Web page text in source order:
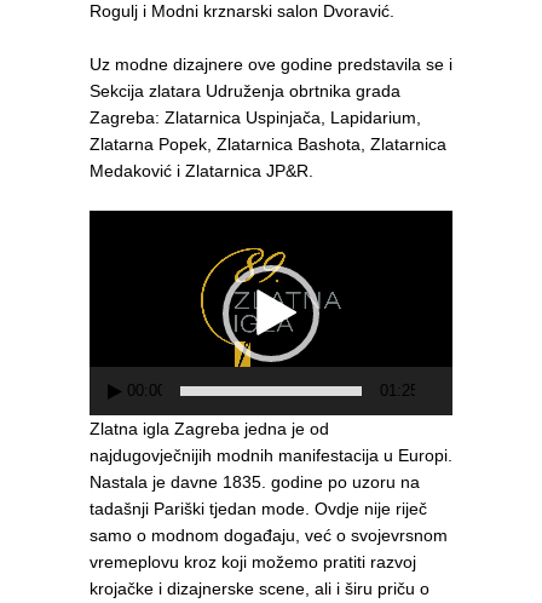
Rogulj i Modni krznarski salon Dvoravić.
Uz modne dizajnere ove godine predstavila se i
Sekcija zlatara Udruženja obrtnika grada
Zagreba: Zlatarnica Uspinjača, Lapidarium,
Zlatarna Popek, Zlatarnica Bashota, Zlatarnica
Medaković i Zlatarnica JP&R.
00:00 01:25
Zlatna igla Zagreba jedna je od
najdugovječnijih modnih manifestacija u Europi.
Nastala je davne 1835. godine po uzoru na
tadašnji Pariški tjedan mode. Ovdje nije riječ
samo o modnom događaju, već o svojevrsnom
vremeplovu kroz koji možemo pratiti razvoj
krojačke i dizajnerske scene, ali i širu priču o